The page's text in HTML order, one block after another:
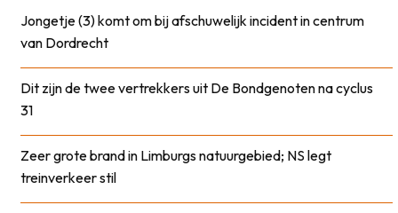
Jongetje (3) komt om bij afschuwelijk incident in centrum
van Dordrecht
Dit zijn de twee vertrekkers uit De Bondgenoten na cyclus
31
Zeer grote brand in Limburgs natuurgebied; NS legt
treinverkeer stil